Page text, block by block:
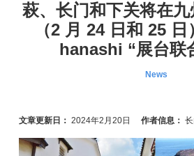
萩、长门和下关将在
（2 月 24 日和 25
hanashi “展台联
News
文章更新日： 2024年2月20日 作者信息：